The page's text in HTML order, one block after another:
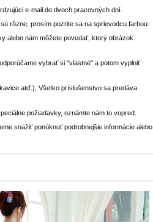
e-mail do dvoch pracovných dní.
rôzne, prosím pozrite sa na sprievodcu farbou.
alebo nám môžete povedať, ktorý obrázok
vybrať si "vlastné" a potom vyplniť
atď.), Všetko príslušenstvo sa predáva
požiadavky, oznámte nám to vopred.
snažiť ponúknuť podrobnejšie informácie alebo